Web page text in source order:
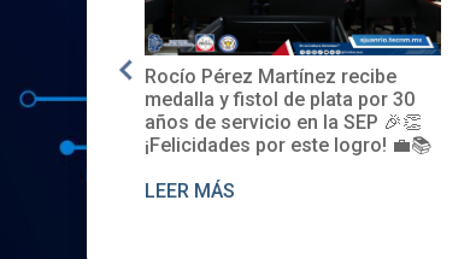
EE.UU.
Rocío Pérez Martínez recibe
medalla y fistol de plata por 30
años de servicio en la SEP 🎉👏
¡Felicidades por este logro! 💼📚
LEER MÁS